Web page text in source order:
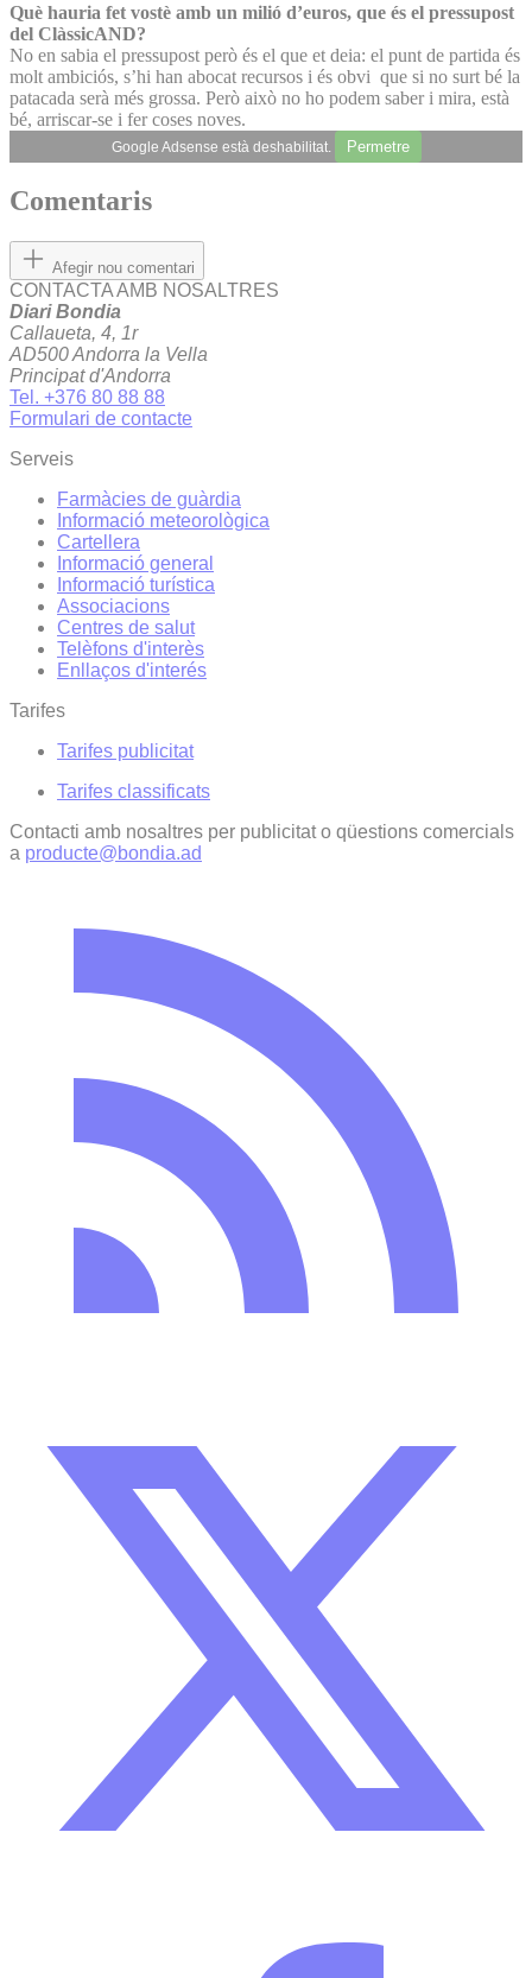
Què hauria fet vostè amb un milió d’euros, que és el pressupost
del ClàssicAND?
No en sabia el pressupost però és el que et deia: el punt de partida és
molt ambiciós, s’hi han abocat recursos i és obvi que si no surt bé la
patacada serà més grossa. Però això no ho podem saber i mira, està
bé, arriscar-se i fer coses noves.
Google Adsense està deshabilitat. Permetre
Comentaris
Afegir nou comentari
CONTACTA AMB NOSALTRES
Diari Bondia
Callaueta, 4, 1r
AD500 Andorra la Vella
Principat d'Andorra
Tel. +376 80 88 88
Formulari de contacte
Serveis
Farmàcies de guàrdia
Informació meteorològica
Cartellera
Informació general
Informació turística
Associacions
Centres de salut
Telèfons d'interès
Enllaços d'interés
Tarifes
Tarifes publicitat
Tarifes classificats
Contacti amb nosaltres per publicitat o qüestions comercials
a producte@bondia.ad